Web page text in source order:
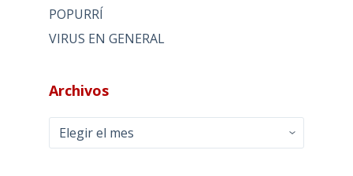
POPURRÍ
VIRUS EN GENERAL
Archivos
Archivos